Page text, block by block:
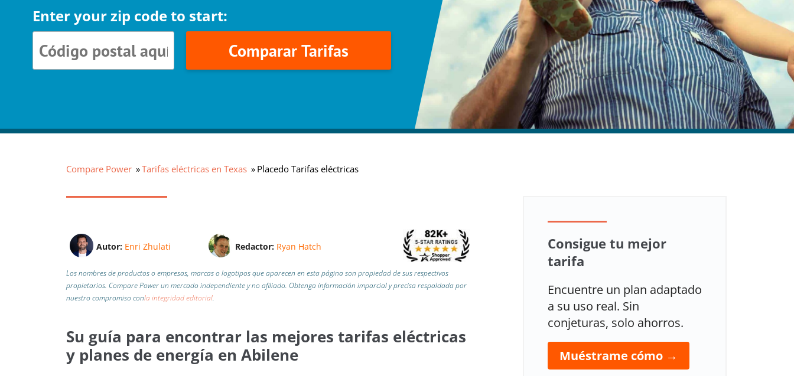
Enter your zip code to start:
Comparar Tarifas
Compare Power Tarifas eléctricas en Texas Placedo Tarifas eléctricas
Autor: Enri Zhulati Redactor: Ryan Hatch
Los nombres de productos o empresas, marcas o logotipos que aparecen en esta página son propiedad de sus respectivos
propietarios. Compare Power un mercado independiente y no afiliado. Obtenga información imparcial y precisa respaldada por
nuestro compromiso conla integridad editorial.
Su guía para encontrar las mejores tarifas eléctricas
y planes de energía en Abilene
Consigue tu mejor
tarifa
Encuentre un plan adaptado
a su uso real. Sin
conjeturas, solo ahorros.
Muéstrame cómo →